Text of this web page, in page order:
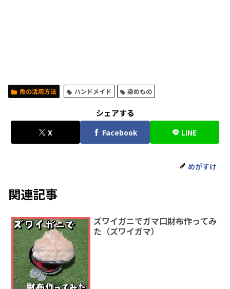
魚の活用方法 ハンドメイド 染めもの
シェアする
X Facebook LINE
めがすけ
関連記事
ズワイガニでガマ口財布作ってみ
た（ズワイガマ）